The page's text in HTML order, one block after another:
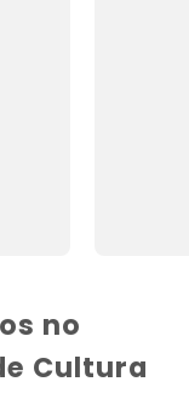
no
Cultura